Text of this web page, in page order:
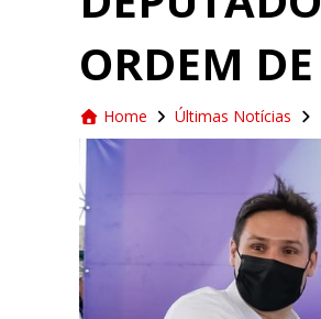
ORDEM
Home Últimas Notícias